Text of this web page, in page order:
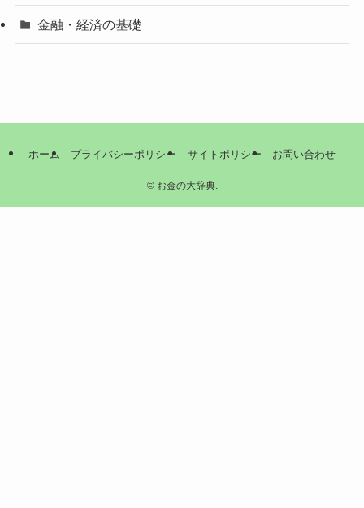
金融・経済の基礎
ホーム プライバシーポリシー サイトポリシー お問い合わせ
©お金の大辞典.